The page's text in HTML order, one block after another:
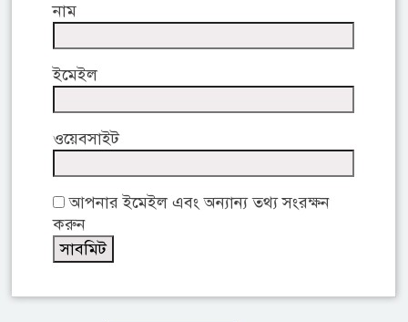
নাম
ইমেইল
ওয়েবসাইট
আপনার ইমেইল এবং অন্যান্য তথ্য সংরক্ষন
করুন